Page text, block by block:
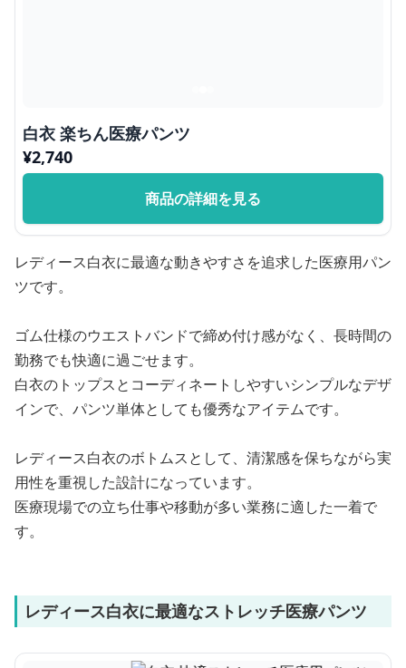
白衣 楽ちん医療パンツ
¥2,740
商品の詳細を見る
レディース白衣に最適な動きやすさを追求した医療用パン
ツです。
ゴム仕様のウエストバンドで締め付け感がなく、長時間の
勤務でも快適に過ごせます。
白衣のトップスとコーディネートしやすいシンプルなデザ
インで、パンツ単体としても優秀なアイテムです。
レディース白衣のボトムスとして、清潔感を保ちながら実
用性を重視した設計になっています。
医療現場での立ち仕事や移動が多い業務に適した一着で
す。
レディース白衣に最適なストレッチ医療パンツ